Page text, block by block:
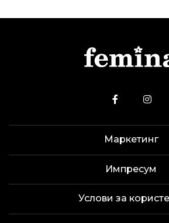
Маркетинг
Импресум
Услови за